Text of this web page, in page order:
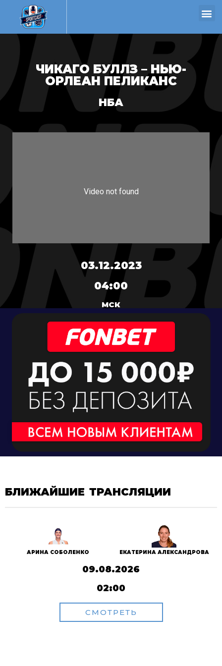
ЧИКАГО БУЛЛЗ – НЬЮ-
ОРЛЕАН ПЕЛИКАНС
НБА
03.12.2023
04:00
МСК
БЛИЖАЙШИЕ ТРАНСЛЯЦИИ
АРИНА СОБОЛЕНКО ЕКАТЕРИНА АЛЕКСАНДРОВА
09.08.2026
02:00
СМОТРЕТЬ